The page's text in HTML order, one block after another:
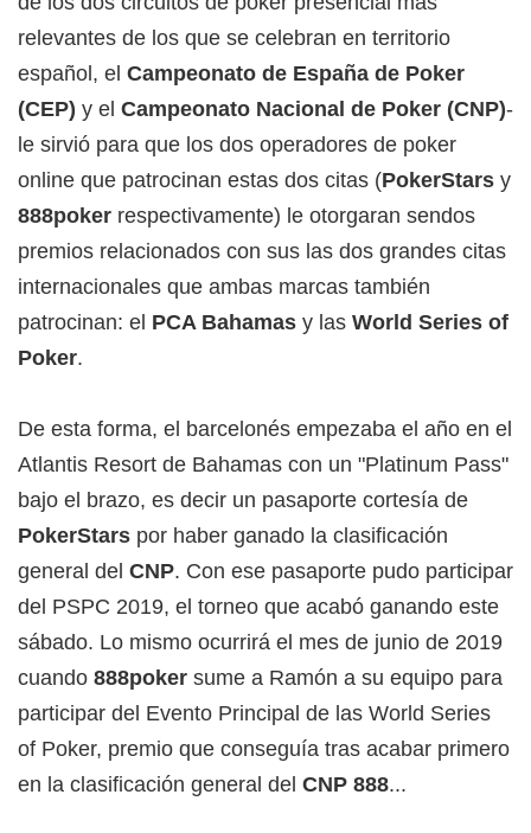
relevantes de los que se celebran en territorio
español, el Campeonato de España de Poker
(CEP) y el Campeonato Nacional de Poker (CNP)-
le sirvió para que los dos operadores de poker
online que patrocinan estas dos citas (PokerStars y
888poker respectivamente) le otorgaran sendos
premios relacionados con sus las dos grandes citas
internacionales que ambas marcas también
patrocinan: el PCA Bahamas y las World Series of
Poker.
De esta forma, el barcelonés empezaba el año en el
Atlantis Resort de Bahamas con un "Platinum Pass"
bajo el brazo, es decir un pasaporte cortesía de
PokerStars por haber ganado la clasificación
general del CNP. Con ese pasaporte pudo participar
del PSPC 2019, el torneo que acabó ganando este
sábado. Lo mismo ocurrirá el mes de junio de 2019
cuando 888poker sume a Ramón a su equipo para
participar del Evento Principal de las World Series
of Poker, premio que conseguía tras acabar primero
en la clasificación general del CNP 888...